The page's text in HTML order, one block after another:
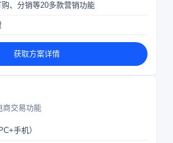
、分销等20多款营销功能
获取方案详情
商交易功能
手机）